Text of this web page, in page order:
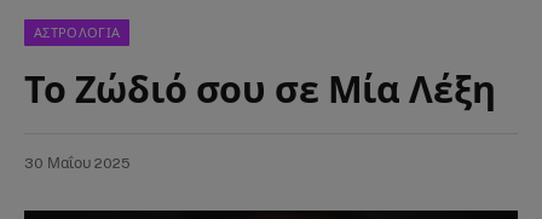
ΑΣΤΡΟΛΟΓΙΑ
Το Ζώδιό σου σε Μία Λέξη
30 Μαΐου 2025